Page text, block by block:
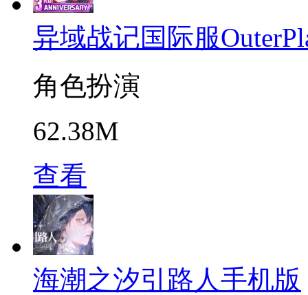
异域战记国际服
角色扮演
62.38M
查看
海潮之汐引路人手机版